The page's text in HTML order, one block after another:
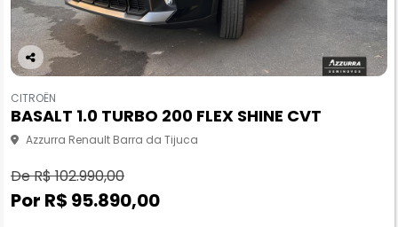
Co
pa
rtil
he
CITROËN
BASALT 1.0 TURBO 200 FLEX SHINE CVT
Azzurra Renault Barra da Tijuca
De R$ 102.990,00
Por R$ 95.890,00